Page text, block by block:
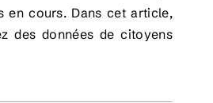
en cours. Dans cet article,
des données de citoyens